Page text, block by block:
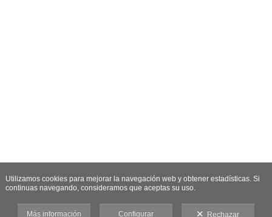
Utilizamos cookies para mejorar la navegación web y obtener estadísticas. Si
continuas navegando, consideramos que aceptas su uso.
Más información Configurar Rechazar